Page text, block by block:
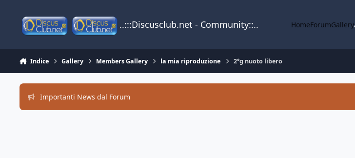
..:::Discusclub.net - Community::.. HomeForumGallery
Indice Gallery Members Gallery la mia riproduzione 2°g nuoto libero
Importanti News dal Forum